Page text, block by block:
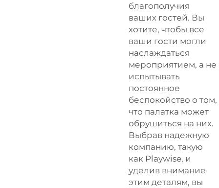
благополучия
ваших гостей. Вы
хотите, чтобы все
ваши гости могли
наслаждаться
мероприятием, а не
испытывать
постоянное
беспокойство о том,
что палатка может
обрушиться на них.
Выбрав надежную
компанию, такую
как Playwise, и
уделив внимание
этим деталям, вы